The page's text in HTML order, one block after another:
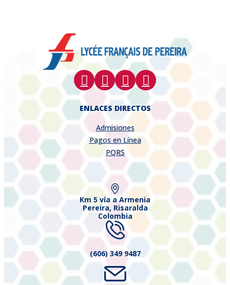
ENLACES DIRECTOS
Admisiones
Pagos en Línea
PQRS
Km 5 vía a Armenia
Pereira, Risaralda
Colombia
(606) 349 9487